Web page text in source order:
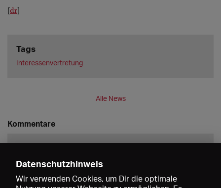
[dr]
Tags
Interessenvertretung
Alle News
Kommentare
Datenschutzhinweis
Wir verwenden Cookies, um Dir die optimale